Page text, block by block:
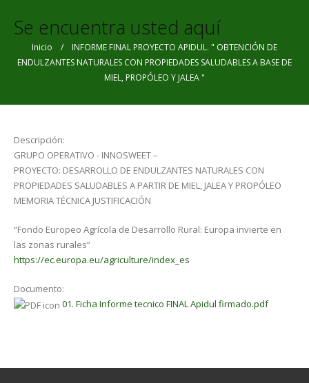
Se encuentra usted aquí
Inicio / INFORME FINAL PROYECTO APIDUL. " OBTENCIÓN DE
ENDULZANTES NATURALES CON PROPIEDADES SALUDABLES A BASE DE
MIEL, PROPÓLEO Y JALEA "
Descripción:
GRUPO OPERATIVO - INNOSWEET –
PROYECTO: DESARROLLO DE ENDULZANTES NATURALES CON
PROPIEDADES SALUDABLES A PARTIR DE MIEL, JALEA Y PROPÓLEO
MEMORIA TÉCNICA JUSTIFICACIÓN
“Fondo Europeo Agrícola de Desarrollo Rural: Europa invierte en
las zonas rurales”
https://ec.europa.eu/agriculture/index_es
Documento:
01. Ficha Informe tecnico FINAL Apidul firmado.pdf